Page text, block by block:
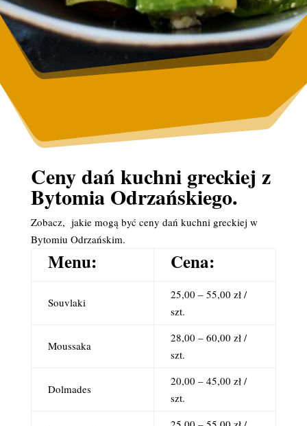
Ceny dań kuchni greckiej z
Bytomia Odrzańskiego.
Zobacz, jakie mogą być ceny dań kuchni greckiej w
Bytomiu Odrzańskim.
Menu: Cena:
Souvlaki
25,00 – 55,00 zł /
szt.
Moussaka
28,00 – 60,00 zł /
szt.
Dolmades
20,00 – 45,00 zł /
szt.